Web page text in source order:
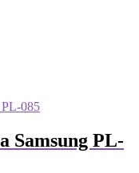
Samsung PL-